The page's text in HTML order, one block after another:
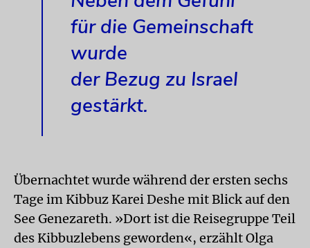
für die Gemeinschaft
wurde
der Bezug zu Israel
gestärkt.
Übernachtet wurde während der ersten sechs
Tage im Kibbuz Karei Deshe mit Blick auf den
See Genezareth. »Dort ist die Reisegruppe Teil
des Kibbuzlebens geworden«, erzählt Olga